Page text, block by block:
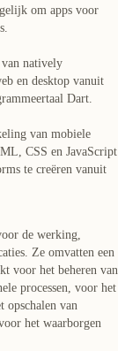
om apps voor
natively
en desktop vanuit
Dart.
van mobiele
CSS en JavaScript
te creëren vanuit
de werking,
. Ze omvatten een
voor het beheren van
processen, voor het
opschalen van
het waarborgen